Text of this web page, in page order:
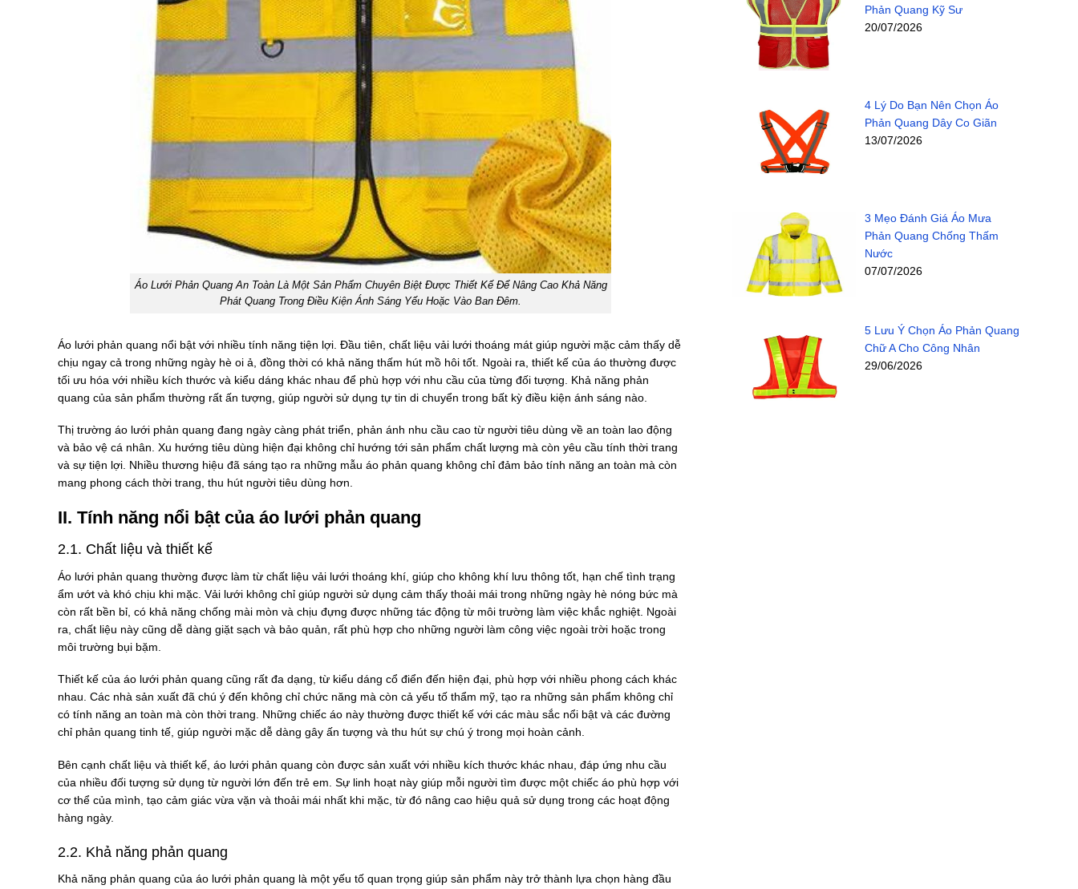
Áo Lưới Phản Quang An Toàn Là Một Sản Phẩm Chuyên Biệt Được Thiết Kế Để Nâng Cao Khả Năng
Phát Quang Trong Điều Kiện Ánh Sáng Yếu Hoặc Vào Ban Đêm.
Áo lưới phản quang nổi bật với nhiều tính năng tiện lợi. Đầu tiên, chất liệu vải lưới thoáng mát giúp người mặc cảm thấy dễ
chịu ngay cả trong những ngày hè oi ả, đồng thời có khả năng thấm hút mồ hôi tốt. Ngoài ra, thiết kế của áo thường được
tối ưu hóa với nhiều kích thước và kiểu dáng khác nhau để phù hợp với nhu cầu của từng đối tượng. Khả năng phản
quang của sản phẩm thường rất ấn tượng, giúp người sử dụng tự tin di chuyển trong bất kỳ điều kiện ánh sáng nào.
Thị trường áo lưới phản quang đang ngày càng phát triển, phản ánh nhu cầu cao từ người tiêu dùng về an toàn lao động
và bảo vệ cá nhân. Xu hướng tiêu dùng hiện đại không chỉ hướng tới sản phẩm chất lượng mà còn yêu cầu tính thời trang
và sự tiện lợi. Nhiều thương hiệu đã sáng tạo ra những mẫu áo phản quang không chỉ đảm bảo tính năng an toàn mà còn
mang phong cách thời trang, thu hút người tiêu dùng hơn.
II. Tính năng nổi bật của áo lưới phản quang
2.1. Chất liệu và thiết kế
Áo lưới phản quang thường được làm từ chất liệu vải lưới thoáng khí, giúp cho không khí lưu thông tốt, hạn chế tình trạng
ẩm ướt và khó chịu khi mặc. Vải lưới không chỉ giúp người sử dụng cảm thấy thoải mái trong những ngày hè nóng bức mà
còn rất bền bỉ, có khả năng chống mài mòn và chịu đựng được những tác động từ môi trường làm việc khắc nghiệt. Ngoài
ra, chất liệu này cũng dễ dàng giặt sạch và bảo quản, rất phù hợp cho những người làm công việc ngoài trời hoặc trong
môi trường bụi bặm.
Thiết kế của áo lưới phản quang cũng rất đa dạng, từ kiểu dáng cổ điển đến hiện đại, phù hợp với nhiều phong cách khác
nhau. Các nhà sản xuất đã chú ý đến không chỉ chức năng mà còn cả yếu tố thẩm mỹ, tạo ra những sản phẩm không chỉ
có tính năng an toàn mà còn thời trang. Những chiếc áo này thường được thiết kế với các màu sắc nổi bật và các đường
chỉ phản quang tinh tế, giúp người mặc dễ dàng gây ấn tượng và thu hút sự chú ý trong mọi hoàn cảnh.
Bên cạnh chất liệu và thiết kế, áo lưới phản quang còn được sản xuất với nhiều kích thước khác nhau, đáp ứng nhu cầu
của nhiều đối tượng sử dụng từ người lớn đến trẻ em. Sự linh hoạt này giúp mỗi người tìm được một chiếc áo phù hợp với
cơ thể của mình, tạo cảm giác vừa vặn và thoải mái nhất khi mặc, từ đó nâng cao hiệu quả sử dụng trong các hoạt động
hàng ngày.
2.2. Khả năng phản quang
Khả năng phản quang của áo lưới phản quang là một yếu tố quan trọng giúp sản phẩm này trở thành lựa chọn hàng đầu
Phản Quang Kỹ Sư
20/07/2026
4 Lý Do Bạn Nên Chọn Áo
Phản Quang Dây Co Giãn
13/07/2026
3 Mẹo Đánh Giá Áo Mưa
Phản Quang Chống Thấm
Nước
07/07/2026
5 Lưu Ý Chọn Áo Phản Quang
Chữ A Cho Công Nhân
29/06/2026